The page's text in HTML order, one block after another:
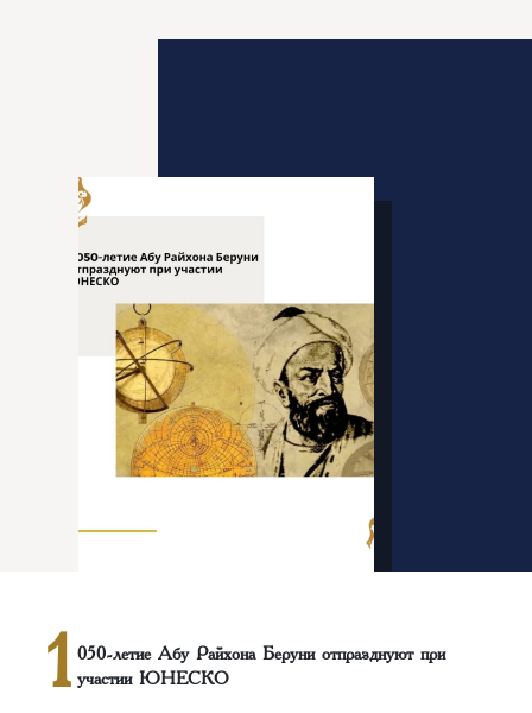
1 050-летие Абу Райхона Беруни отпразднуют при
участии ЮНЕСКО